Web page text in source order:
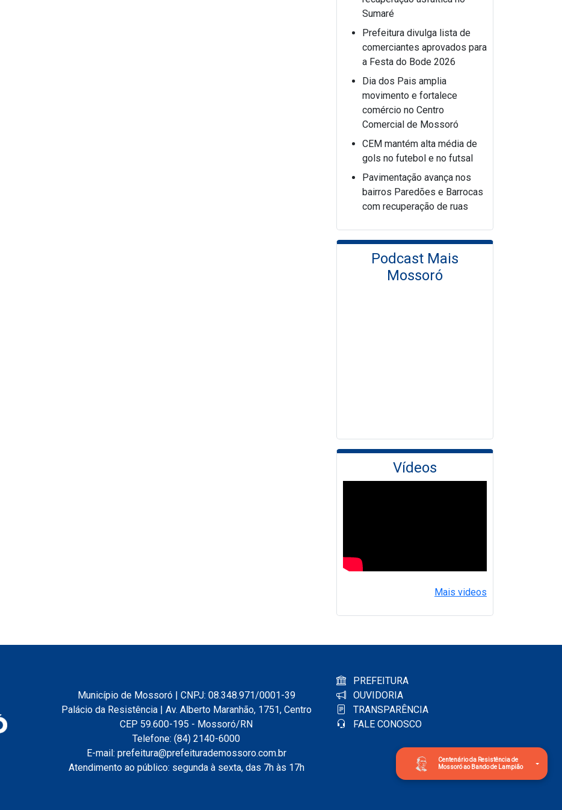
Centenário da Resistência de
Mossoró ao Bando de Lampião
Sumaré
Prefeitura divulga lista de
comerciantes aprovados para
a Festa do Bode 2026
Dia dos Pais amplia
movimento e fortalece
comércio no Centro
Comercial de Mossoró
CEM mantém alta média de
gols no futebol e no futsal
Pavimentação avança nos
bairros Paredões e Barrocas
com recuperação de ruas
Podcast Mais
Mossoró
Vídeos
Mais videos
Município de Mossoró | CNPJ: 08.348.971/0001-39
Palácio da Resistência | Av. Alberto Maranhão, 1751, Centro
CEP 59.600-195 - Mossoró/RN
Telefone: (84) 2140-6000
E-mail: prefeitura@prefeiturademossoro.com.br
Atendimento ao público: segunda à sexta, das 7h às 17h
PREFEITURA
OUVIDORIA
TRANSPARÊNCIA
FALE CONOSCO